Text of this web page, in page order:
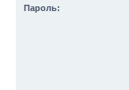
Пароль: